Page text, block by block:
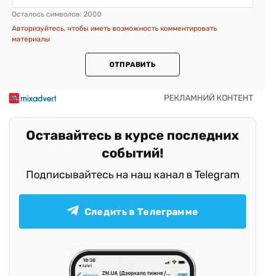
Осталось символов: 2000
Авторизуйтесь, чтобы иметь возможность комментировать
материалы
ОТПРАВИТЬ
Оставайтесь в курсе последних
событий!
Подписывайтесь на наш канал в Telegram
Следить в Телеграмме